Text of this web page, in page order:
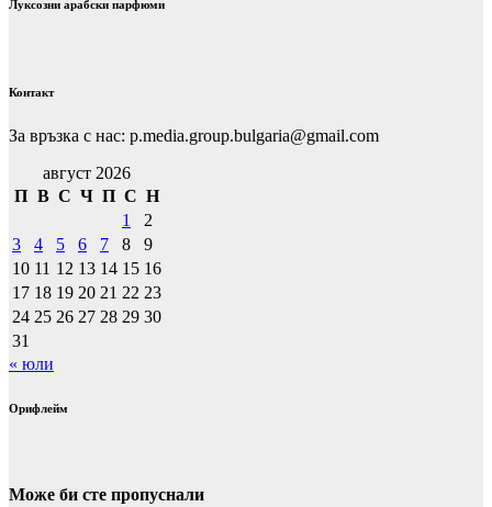
Луксозни арабски парфюми
Контакт
За връзка с нас: p.media.group.bulgaria@gmail.com
август 2026
П В С Ч П С Н
1
2
3
4 5 6 7 8
9
10 11 12 13 14 15 16
17 18 19 20 21 22 23
24 25 26 27 28 29 30
31
« юли
Орифлейм
Може би сте пропуснали